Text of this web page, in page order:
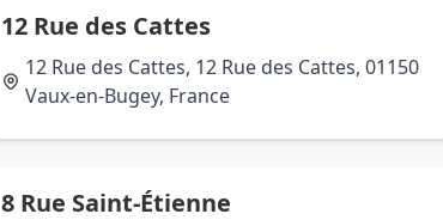
12 Rue des Cattes
12 Rue des Cattes, 12 Rue des Cattes, 01150
Vaux-en-Bugey, France
8 Rue Saint-Étienne